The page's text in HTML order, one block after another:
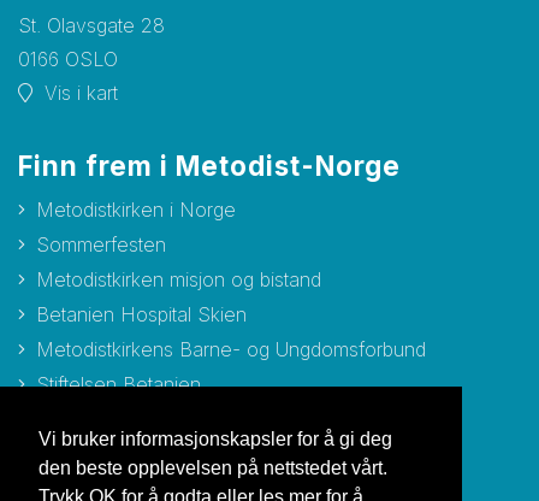
Vi bruker informasjonskapsler for å gi deg
den beste opplevelsen på nettstedet vårt.
St. Olavsgate 28
0166 OSLO
Vis i kart
Finn frem i Metodist-Norge
Metodistkirken i Norge
Sommerfesten
Metodistkirken misjon og bistand
Betanien Hospital Skien
Metodistkirkens Barne- og Ungdomsforbund
Stiftelsen Betanien